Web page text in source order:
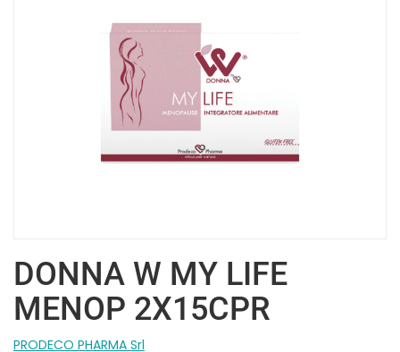
DONNA W MY LIFE
MENOP 2X15CPR
PRODECO PHARMA Srl